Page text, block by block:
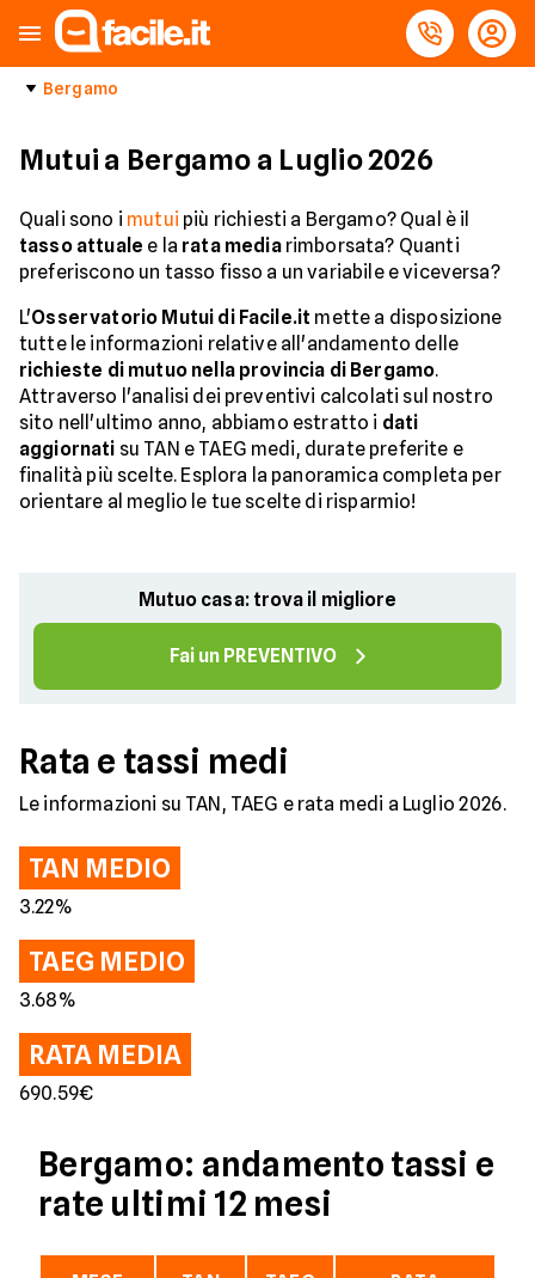
Bergamo
Mutui a Bergamo a Luglio 2026
Quali sono i mutui più richiesti a Bergamo? Qual è il
tasso attuale e la rata mediarimborsata? Quanti
preferiscono un tasso fisso a un variabile e viceversa?
L'Osservatorio Mutui di Facile.it mette a disposizione
tutte le informazioni relative all'andamento delle
richieste di mutuo nella provincia di Bergamo.
Attraverso l'analisi dei preventivi calcolati sul nostro
sito nell'ultimo anno, abbiamo estratto i dati
aggiornati su TAN e TAEG medi, durate preferite e
finalità più scelte. Esplora la panoramica completa per
orientare al meglio le tue scelte di risparmio!
Mutuo casa: trova il migliore
Fai un PREVENTIVO
Rata e tassi medi
Le informazioni su TAN, TAEG e rata medi a Luglio 2026.
TAN MEDIO
3.22%
TAEG MEDIO
3.68%
RATA MEDIA
690.59€
Bergamo: andamento tassi e
rate ultimi 12 mesi